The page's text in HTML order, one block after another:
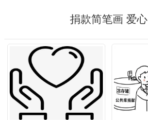
捐款简笔画 爱心